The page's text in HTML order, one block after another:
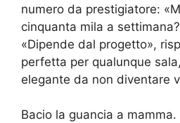
numero da prestigiatore:
cinquanta mila a
«Dipende dal progetto»,
perfetta per qualunque
elegante da non diventare
Bacio la guancia a